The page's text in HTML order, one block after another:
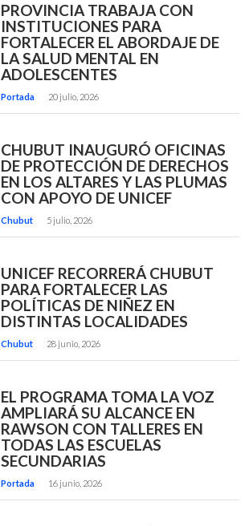
PROVINCIA TRABAJA CON
INSTITUCIONES PARA
FORTALECER EL ABORDAJE DE
LA SALUD MENTAL EN
ADOLESCENTES
Portada 20 julio, 2026
CHUBUT INAUGURÓ OFICINAS
DE PROTECCIÓN DE DERECHOS
EN LOS ALTARES Y LAS PLUMAS
CON APOYO DE UNICEF
Chubut 5 julio, 2026
UNICEF RECORRERÁ CHUBUT
PARA FORTALECER LAS
POLÍTICAS DE NIÑEZ EN
DISTINTAS LOCALIDADES
Chubut 28 junio, 2026
EL PROGRAMA TOMA LA VOZ
AMPLIARÁ SU ALCANCE EN
RAWSON CON TALLERES EN
TODAS LAS ESCUELAS
SECUNDARIAS
Portada 16 junio, 2026